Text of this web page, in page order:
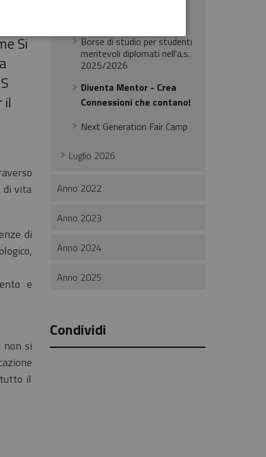
Si
il
di vita
di
e
si
il
Borse di studio per studenti
meritevoli diplomati nell'a.s.
2025/2026
Diventa Mentor - Crea
Connessioni che contano!
Next Generation Fair Camp
Luglio 2026
Anno 2022
Anno 2023
Anno 2024
Anno 2025
Condividi